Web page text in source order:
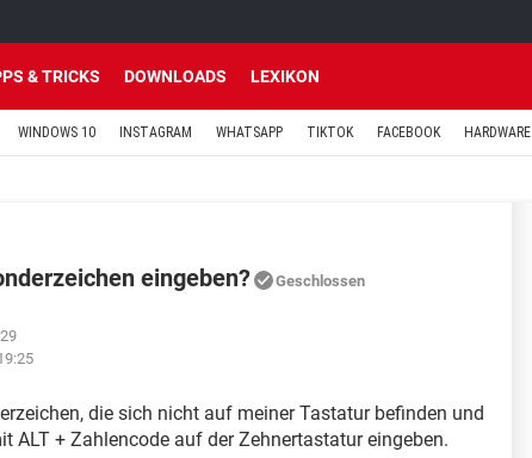
& TRICKS DOWNLOADS LEXIKON
WINDOWS 10 INSTAGRAM WHATSAPP TIKTOK FACEBOOK HARDWARE
eingeben? Geschlossen
die sich nicht auf meiner Tastatur befinden und
ALT + Zahlencode auf der Zehnertastatur eingeben.